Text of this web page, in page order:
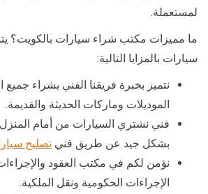
لمستعملة.
ما مميزات مكتب شراء سيارات بالكويت؟
سيارات بالمزايا التالية:
نتميز بخبرة فريقنا الفني بشراء
الموديلات وماركات الحديثة والقديمة.
فني نشتري السيارات من أمام
بشكل جيد عن طريق فني تصليح
نؤمن لكم في مكتب العقود
الإجراءات الحكومية ونقل الملكية.